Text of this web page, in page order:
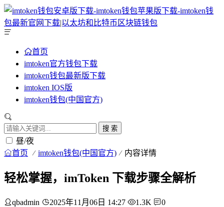
首页
imtoken官方钱包下载
imtoken钱包最新版下载
imtoken IOS版
imtoken钱包(中国官方)
搜 索
昼/夜
首页 imtoken钱包(中国官方) 内容详情
轻松掌握，imToken 下载步骤全解析
qbadmin 2025年11月06日 14:27 1.3K 0